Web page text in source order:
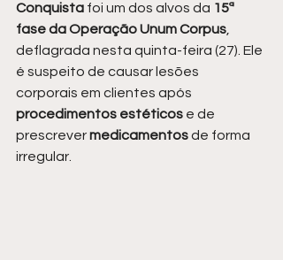
Conquista foi um dos alvos da 15ª
fase da Operação Unum Corpus
deflagrada nesta quinta-feira (27). Ele
é suspeito de causar lesões
corporais em clientes após
procedimentos estéticos e de
prescrever medicamentos de forma
irregular.